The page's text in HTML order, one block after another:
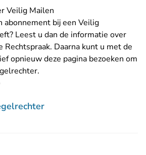
Veilig Mailen
abonnement bij een Veilig
Leest u dan de informatie over
Rechtspraak. Daarna kunt u met de
opnieuw deze pagina bezoeken om